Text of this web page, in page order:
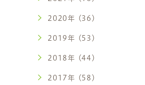
2020年 (36)
2019年 (53)
2018年 (44)
2017年 (58)